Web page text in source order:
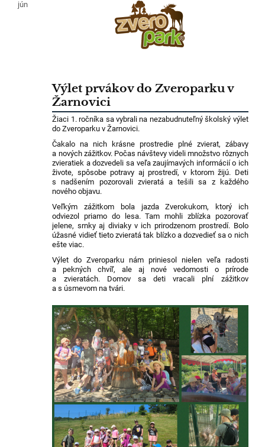
jún
Výlet prvákov do Zveroparku v
Žarnovici
Žiaci 1. ročníka sa vybrali na nezabudnuteľný školský výlet
do Zveroparku v Žarnovici.
Čakalo na nich krásne prostredie plné zvierat, zábavy
a nových zážitkov. Počas návštevy videli množstvo rôznych
zvieratiek a dozvedeli sa veľa zaujímavých informácií o ich
živote, spôsobe potravy aj prostredí, v ktorom žijú. Deti
s nadšením pozorovali zvieratá a tešili sa z každého
nového objavu.
Veľkým zážitkom bola jazda Zverokukom, ktorý ich
odviezol priamo do lesa. Tam mohli zblízka pozorovať
jelene, srnky aj diviaky v ich prirodzenom prostredí. Bolo
úžasné vidieť tieto zvieratá tak blízko a dozvedieť sa o nich
ešte viac.
Výlet do Zveroparku nám priniesol nielen veľa radosti
a pekných chvíľ, ale aj nové vedomosti o prírode
a zvieratách. Domov sa deti vracali plní zážitkov
a s úsmevom na tvári.